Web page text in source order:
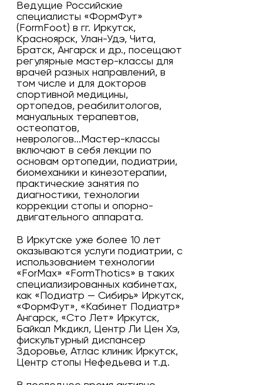
Ведущие Российские
специалисты «ФормФут»
(FormFoot) в гг. Иркутск,
Красноярск, Улан-Удэ, Чита,
Братск, Ангарск и др., посещают
регулярные мастер-классы для
врачей разных направлений, в
том числе и для докторов
спортивной медицины,
ортопедов, реабилитологов,
мануальных терапевтов,
остеопатов,
неврологов...Мастер-классы
включают в себя лекции по
основам ортопедии, подиатрии,
биомеханики и кинезотерапии,
практические занятия по
диагностики, технологии
коррекции стопы и опорно-
двигательного аппарата.
В Иркутске уже более 10 лет
оказываются услуги подиатрии, с
использованием технологии
«ForMax» «FormThotics» в таких
специализированных кабинетах,
как «Подиатр — Сибирь» Иркутск,
«ФормФут», «Кабинет Подиатр»
Ангарск, «Сто Лет» Иркутск,
Байкал Мкдикл, Центр Ли Цен Хэ,
фискультурный диспансер
Здоровье, Атлас клиник Иркутск,
Центр стопы Нефедьева и т.д.